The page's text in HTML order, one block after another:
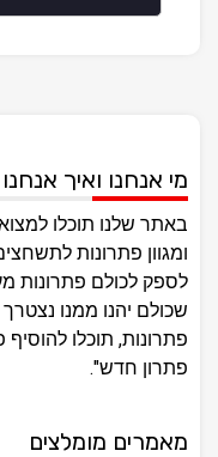
מי אנחנו ואיך
באתר שלנו תוכלו
ומגוון פתרונות
לספק לכולם פתרונות
שכולם יהנו ממנו נצטרך
פתרונות, תוכלו
פתרון חדש".
מאמרים מומלצים